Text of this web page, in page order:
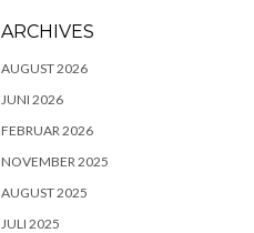
ARCHIVES
AUGUST 2026
JUNI 2026
FEBRUAR 2026
NOVEMBER 2025
AUGUST 2025
JULI 2025